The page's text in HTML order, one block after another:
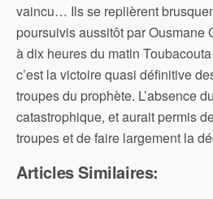
vaincu… Ils se replièrent
poursuivis aussitôt par Ousmane
à dix heures du matin
c’est la victoire quasi définitive
troupes du prophète. L’absence
catastrophique, et aurait permis
troupes et de faire largement la
Articles Similaires: